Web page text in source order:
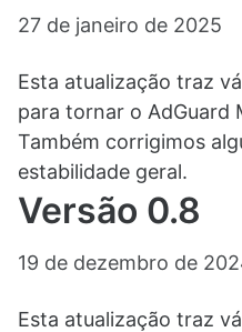
27 de janeiro de 2025
Esta atualização traz
para tornar o AdGuard
Também corrigimos
estabilidade geral.
Versão 0.8
19 de dezembro de
Esta atualização traz